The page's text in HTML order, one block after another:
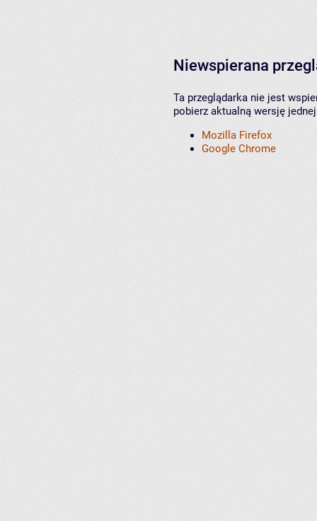
Niewspierana
Ta przeglądarka nie jest
pobierz aktualną wersję
Mozilla Firefox
Google Chrome